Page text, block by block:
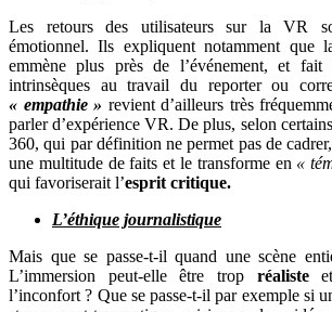
Les retours des utilisateurs sur la VR
émotionnel. Ils expliquent notamment que
emmène plus près de l’événement, et fait
intrinsèques au travail du reporter ou
« empathie » revient d’ailleurs très
parler d’expérience VR. De plus, selon
360, qui par définition ne permet pas de
une multitude de faits et le transforme en «
qui favoriserait l’esprit critique.
L’éthique journalistique
Mais que se passe-t-il quand une scène
L’immersion peut-elle être trop réalisteet
l’inconfort ? Que se passe-t-il par exemple si